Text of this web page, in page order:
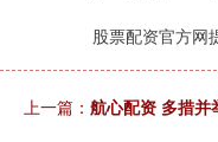
股票配资官方网
上一篇： 航心配资 多措并